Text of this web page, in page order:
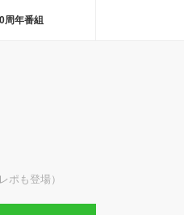
周年番組
ポも登場）